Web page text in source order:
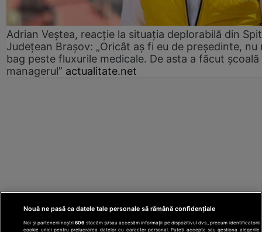
Adrian Veștea, reacție la situația deplorabilă din
Județean Brașov: „Oricât aș fi eu de președinte, nu
bag peste fluxurile medicale. De asta a făcut școală
managerul” actualitate.net
Nouă ne pasă ca datele tale personale să rămână confidențiale
Noi și partenerii noștri606 stocăm și/sau accesăm informații pe dispozitivul dvs., precum identificatorii
cookie unici pentru prelucrarea datelor cu caracter personal. Puteți accepta sau gestiona alegerile